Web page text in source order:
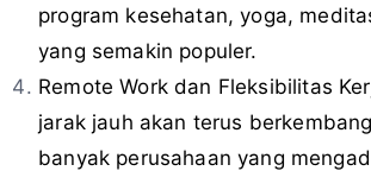
program kesehatan, yoga,
yang semakin populer.
Remote Work dan Fleksibilitas
jarak jauh akan terus
banyak perusahaan yang